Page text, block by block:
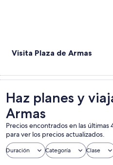
Visita Plaza de Armas
Haz planes y
Armas
Precios encontrados en las últimas
para ver los precios actualizados.
Duración Categoría Clase